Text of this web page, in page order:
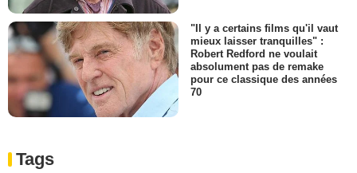
"Il y a certains films qu'il vaut
mieux laisser tranquilles" :
Robert Redford ne voulait
absolument pas de remake
pour ce classique des années
70
Tags